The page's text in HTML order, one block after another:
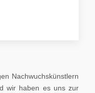
Nachwuchskünstlern
wir haben es uns zur